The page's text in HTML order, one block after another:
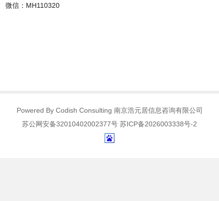
微信：MH110320
Powered By Codish Consulting 南京浩元居信息咨询有限公司
苏公网安备32010402002377号 苏ICP备2026003338号-2